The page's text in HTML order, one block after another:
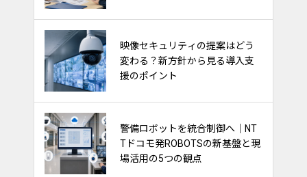
映像セキュリティの提案はどう
変わる？新方針から見る導入支
援のポイント
警備ロボットを統合制御へ｜NT
Tドコモ発ROBOTSの新基盤と現
場活用の5つの観点
警備採用で注目される「給与前
払い制度」｜求人訴求・定着支
援に活用するポイント
交通誘導警備は“経験”から“デー
タ活用”へ｜DENNOUリサーチが
示す渋滞対策の新しい視点